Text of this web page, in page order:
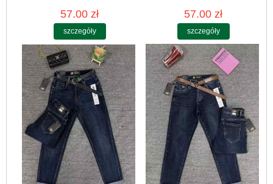
57.00 zł
szczegóły
57.00 zł
szczegóły